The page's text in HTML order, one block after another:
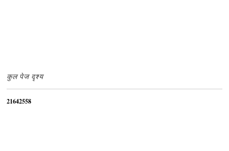
कुल पेज दृश्य
21642558